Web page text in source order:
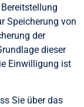
Speicherung von
der
dieser
Einwilligung ist
Sie über das